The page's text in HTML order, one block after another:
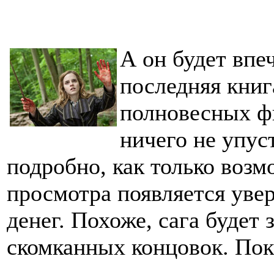
А он будет
последняя
полновесных
ничего не
подробно, как только
просмотра появляется
денег. Похоже, сага будет
скомканных концовок.